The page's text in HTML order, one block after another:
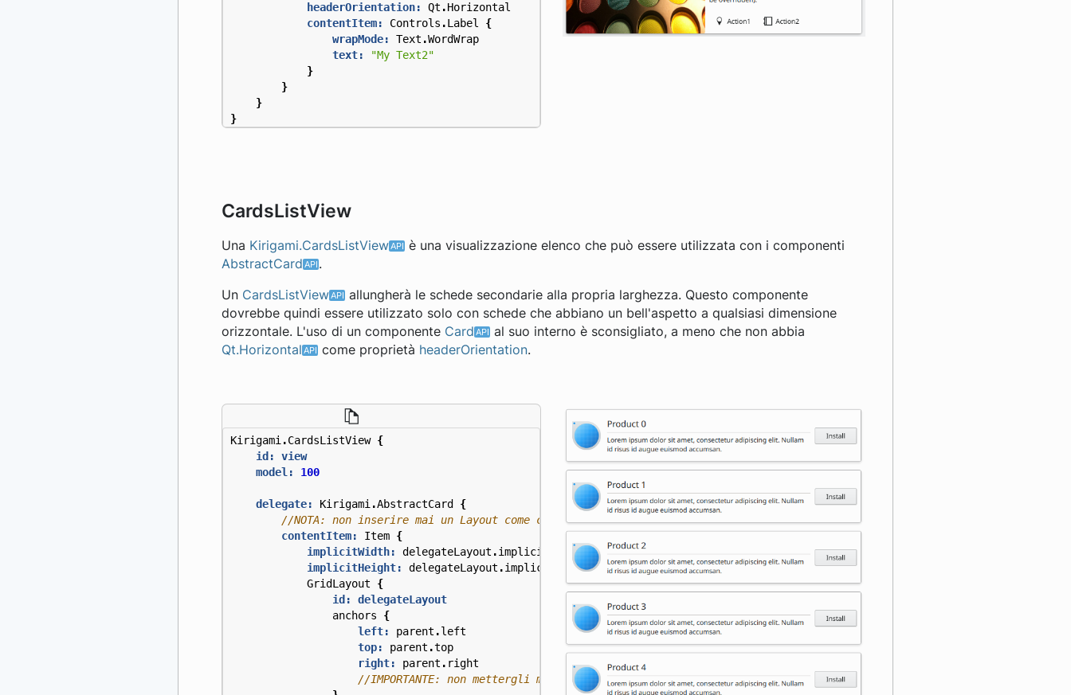
headerOrientation:
Qt .Horizontal
contentItem:
Controls .Label
{
wrapMode:
Text .WordWrap
text:
"My Text2"
}
}
}
}
CardsListView
Una Kirigami.CardsListView
è una visualizzazione elenco che può essere utilizzata con i componenti
AbstractCard
.
Un CardsListView
allungherà le schede secondarie alla propria larghezza. Questo componente
dovrebbe quindi essere utilizzato solo con schede che abbiano un bell'aspetto a qualsiasi dimensione
orizzontale. L'uso di un componente Card
al suo interno è sconsigliato, a meno che non abbia
Qt.Horizontal
come proprietà headerOrientation.
Kirigami.CardsListView {
id: view
model:
100
delegate: Kirigami.AbstractCard
{
contentItem:
Item {
implicitWidth:
delegateLayout .implicitWidth
implicitHeight:
delegateLayout .implicitHeight
GridLayout
{
id: delegateLayout
anchors
{
left:
parent .left
top:
parent .top
right:
parent . right